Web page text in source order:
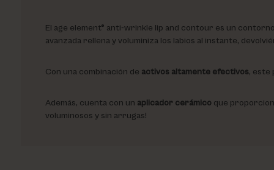
El age element® anti-wrinkle lip and contour es un
avanzada rellena y voluminiza los labios al instante,
Con una combinación de activos altamente efectivos, este
Además, cuenta con un aplicador cerámicoque
voluminosos y sin arrugas!